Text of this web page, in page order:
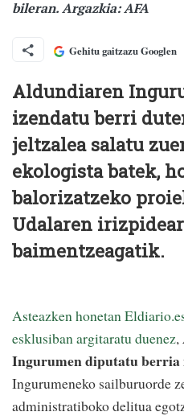
bileran. Argazkia: AFA
Gehitu gaitzazu Googlen
Aldundiaren
izendatu berri
jeltzalea salatu
ekologista batek,
balorizatzeko
Udalaren
baimentzeagatik.
Asteazken honetan
esklusiban argitaratu duenez,
Ingurumen diputatu berria
Ingurumeneko sailburuorde
administratiboko delitua